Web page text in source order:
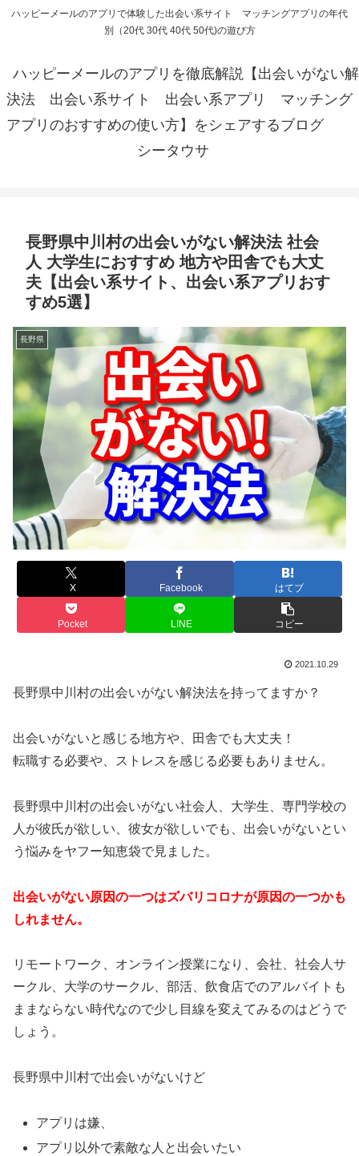
ハッピーメールのアプリで体験した出会い系サイト マッチングアプリの年代
別（20代 30代 40代 50代)の遊び方
ハッピーメールのアプリを徹底解説【出会いがない解
決法 出会い系サイト 出会い系アプリ マッチング
アプリのおすすめの使い方】をシェアするブログ
シータウサ
長野県中川村の出会いがない解決法 社会
人 大学生におすすめ 地方や田舎でも大丈
夫【出会い系サイト、出会い系アプリおす
すめ5選】
長野県
X Facebook はてブ
Pocket LINE コピー
2021.10.29
長野県中川村の出会いがない解決法を持ってますか？
出会いがないと感じる地方や、田舎でも大丈夫！
転職する必要や、ストレスを感じる必要もありません。
長野県中川村の出会いがない社会人、大学生、専門学校の
人が彼氏が欲しい、彼女が欲しいでも、出会いがないとい
う悩みをヤフー知恵袋で見ました。
出会いがない原因の一つはズバリコロナが原因の一つかも
しれません。
リモートワーク、オンライン授業になり、会社、社会人サ
ークル、大学のサークル、部活、飲食店でのアルバイトも
ままならない時代なので少し目線を変えてみるのはどうで
しょう。
長野県中川村で出会いがないけど
アプリは嫌、
アプリ以外で素敵な人と出会いたい